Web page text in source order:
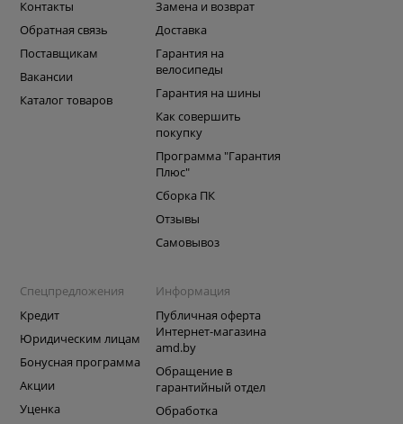
Контакты
Обратная связь
Поставщикам
Вакансии
Каталог товаров
Замена и возврат
Доставка
Гарантия на
велосипеды
Гарантия на шины
Как совершить
покупку
Программа "Гарантия
Плюс"
Сборка ПК
Отзывы
Самовывоз
Спецпредложения
Кредит
Юридическим лицам
Бонусная программа
Акции
Уценка
Информация
Публичная оферта
Интернет-магазина
amd.by
Обращение в
гарантийный отдел
Обработка